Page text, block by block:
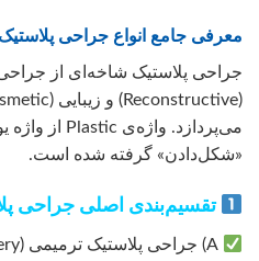
معرفی جامع انواع جراحی پلاستیک
جراحی پلاستیک شاخه‌ای از
«شکل‌دادن» گرفته شده است.
تقسیم‌بندی اصلی جراحی
A) جراحی پلاستیک ترمیمی (Reconstructive Surgery)